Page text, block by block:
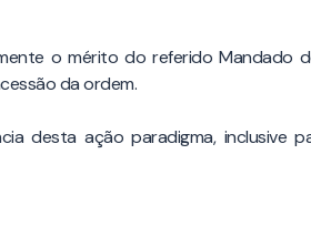
o mérito do referido Mandado
da ordem.
desta ação paradigma, inclusive